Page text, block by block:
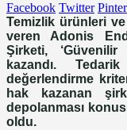
Facebook Twitter
Temizlik ürünleri
veren Adonis
Şirketi,
kazandı.
değerlendirme
hak kazanan
depolanması
oldu.